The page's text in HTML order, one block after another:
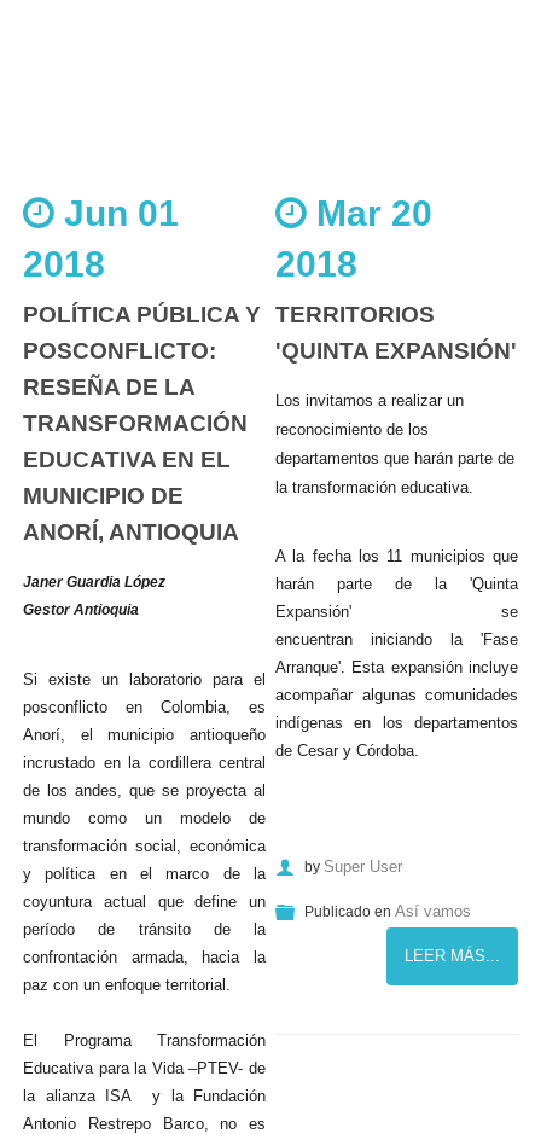
Jun 01
2018
POLÍTICA PÚBLICA Y
POSCONFLICTO:
RESEÑA DE LA
TRANSFORMACIÓN
EDUCATIVA EN EL
MUNICIPIO DE
ANORÍ, ANTIOQUIA
Janer Guardia López
Gestor Antioquia
Si existe un laboratorio para el
posconflicto en Colombia, es
Anorí, el municipio antioqueño
incrustado en la cordillera central
de los andes, que se proyecta al
mundo como un modelo de
transformación social, económica
y política en el marco de la
coyuntura actual que define un
período de tránsito de la
confrontación armada, hacia la
paz con un enfoque territorial.
El Programa Transformación
Educativa para la Vida –PTEV- de
la alianza ISA y la Fundación
Antonio Restrepo Barco, no es
Mar 20
2018
TERRITORIOS
'QUINTA EXPANSIÓN'
Los invitamos a realizar un
reconocimiento de los
departamentos que harán parte de
la transformación educativa.
A la fecha los 11 municipios que
harán parte de la 'Quinta
Expansión' se
encuentran iniciando la 'Fase
Arranque'. Esta expansión incluye
acompañar algunas comunidades
indígenas en los departamentos
de Cesar y Córdoba.​
by Super User
Publicado en Así vamos
LEER MÁS...